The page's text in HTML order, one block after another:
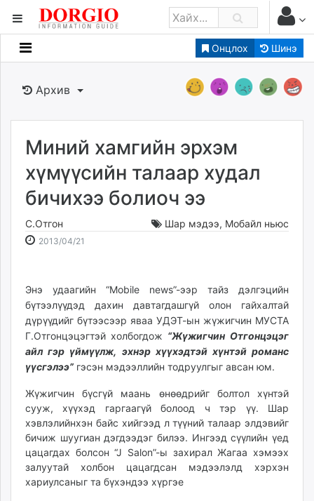
Онцлох Шинэ
Мэдээллийн
Банк санхүү
Бизнес ААН
Төрийн
dorgio.mn
Gogo.mn
caak.mn
Baabar.mn
tovch.mn
ikon.mn
mnb.mn
Livetv.mn
24tsag.mn
shuud.mn
eagle.mn
ergelt.mn
zarig.mn
today.mn
Архив
Миний хамгийн эрхэм
хүмүүсийн талаар худал
бичихээ болиоч ээ
С.Отгон Шар мэдээ, Мобайл ньюс
2013/04/21
17:23:21
11:34:36
Энэ удаагийн “Mobile news”-ээр тайз дэлгэцийн
бүтээлүүдэд дахин давтагдашгүй олон гайхалтай
дүрүүдийг бүтээсээр яваа УДЭТ-ын жүжигчин МУСТА
Г.Отгонцэцэгтэй холбогдож “Жүжигчин Отгонцэцэг
айл гэр үймүүлж, эхнэр хүүхэдтэй хүнтэй романс
үүсгэлээ” гэсэн мэдээллийн тодруулгыг авсан юм.
Жүжигчин бүсгүй маань өнөөдрийг болтол хүнтэй
сууж, хүүхэд гаргаагүй болоод ч тэр үү. Шар
хэвлэлийнхэн байс хийгээд л түүний талаар элдэвийг
бичиж шуугиан дэгдээдэг билээ. Ингээд сүүлийн үед
цацагдах болсон “J Salon”-ы захирал Жагаа хэмээх
залуутай холбон цацагдсан мэдээлэлд хэрхэн
хариулсаныг та бүхэндээ хүргэе